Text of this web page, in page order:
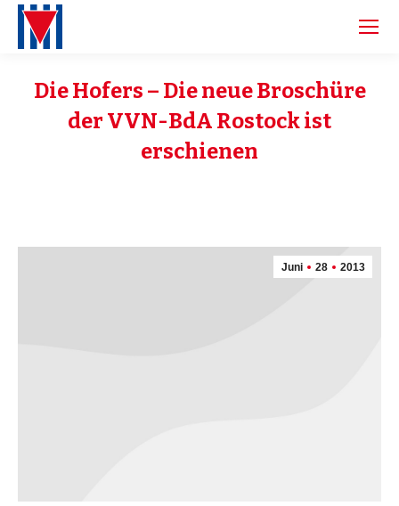
Die Hofers – Die neue Broschüre
der VVN-BdA Rostock ist
erschienen
Juni 28 2013